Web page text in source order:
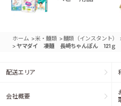
ホーム >米・麺類 >麺類（インスタント）
>ヤマダイ 凄麺 長崎ちゃんぽん 121ｇ
配送エリア
会社概要